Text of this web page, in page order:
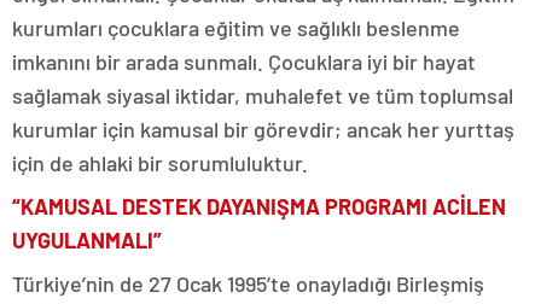
kurumları çocuklara eğitim ve sağlıklı beslenme
imkanını bir arada sunmalı. Çocuklara iyi bir hayat
sağlamak siyasal iktidar, muhalefet ve tüm toplumsal
kurumlar için kamusal bir görevdir; ancak her yurttaş
için de ahlaki bir sorumluluktur.
“KAMUSAL DESTEK DAYANIŞMA PROGRAMI ACİLEN
UYGULANMALI”
Türkiye’nin de 27 Ocak 1995’te onayladığı Birleşmiş